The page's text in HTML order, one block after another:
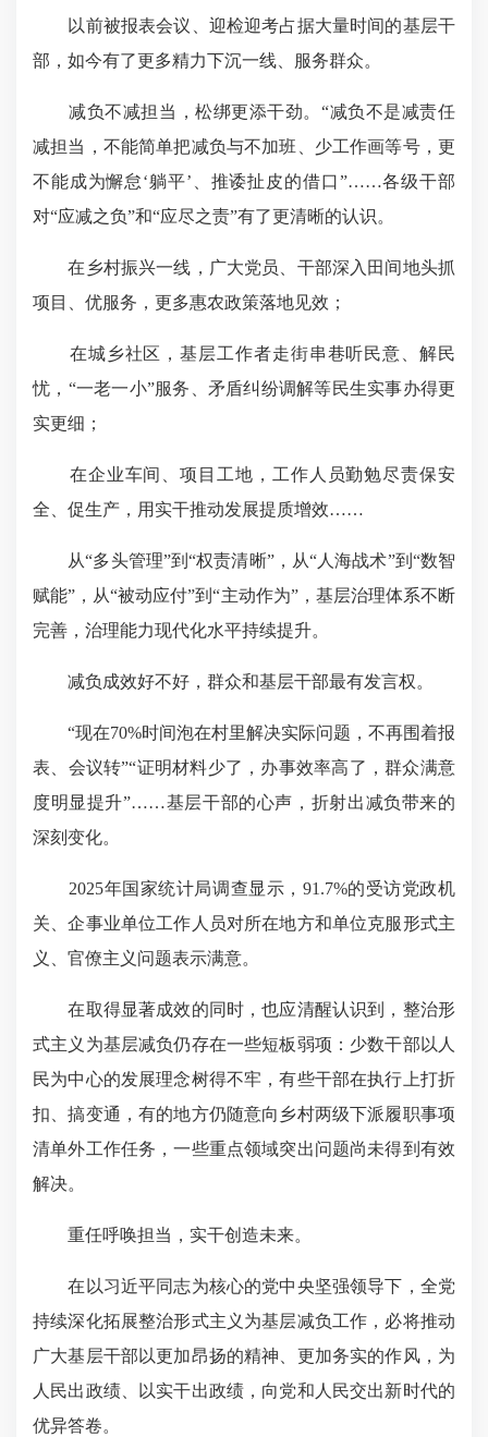
以前被报表会议、迎检迎考占据大量时间的基层干
部，如今有了更多精力下沉一线、服务群众。
减负不减担当，松绑更添干劲。“减负不是减责任
减担当，不能简单把减负与不加班、少工作画等号，更
不能成为懈怠‘躺平’、推诿扯皮的借口”……各级干部
对“应减之负”和“应尽之责”有了更清晰的认识。
在乡村振兴一线，广大党员、干部深入田间地头抓
项目、优服务，更多惠农政策落地见效；
在城乡社区，基层工作者走街串巷听民意、解民
忧，“一老一小”服务、矛盾纠纷调解等民生实事办得更
实更细；
在企业车间、项目工地，工作人员勤勉尽责保安
全、促生产，用实干推动发展提质增效……
从“多头管理”到“权责清晰”，从“人海战术”到“数智
赋能”，从“被动应付”到“主动作为”，基层治理体系不断
完善，治理能力现代化水平持续提升。
减负成效好不好，群众和基层干部最有发言权。
“现在70%时间泡在村里解决实际问题，不再围着报
表、会议转”“证明材料少了，办事效率高了，群众满意
度明显提升”……基层干部的心声，折射出减负带来的
深刻变化。
2025年国家统计局调查显示，91.7%的受访党政机
关、企事业单位工作人员对所在地方和单位克服形式主
义、官僚主义问题表示满意。
在取得显著成效的同时，也应清醒认识到，整治形
式主义为基层减负仍存在一些短板弱项：少数干部以人
民为中心的发展理念树得不牢，有些干部在执行上打折
扣、搞变通，有的地方仍随意向乡村两级下派履职事项
清单外工作任务，一些重点领域突出问题尚未得到有效
解决。
重任呼唤担当，实干创造未来。
在以习近平同志为核心的党中央坚强领导下，全党
持续深化拓展整治形式主义为基层减负工作，必将推动
广大基层干部以更加昂扬的精神、更加务实的作风，为
人民出政绩、以实干出政绩，向党和人民交出新时代的
优异答卷。